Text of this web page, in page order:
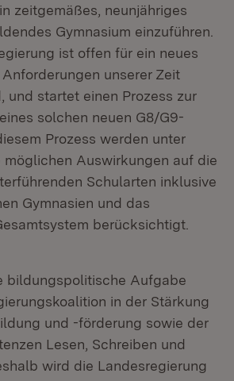
zeitgemäßes, neunjähriges
Gymnasium einzuführen.
ist offen für ein neues
unserer Zeit
und startet einen Prozess zur
solchen neuen G8/G9-
Prozess werden unter
möglichen Auswirkungen auf die
Schularten inklusive
Gymnasien und das
berücksichtigt.
bildungspolitische Aufgabe
in der Stärkung
und -förderung sowie der
Lesen, Schreiben und
wird die Landesregierung